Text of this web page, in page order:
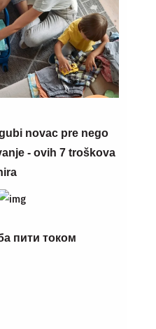
novac pre nego
- ovih 7 troškova
пити током